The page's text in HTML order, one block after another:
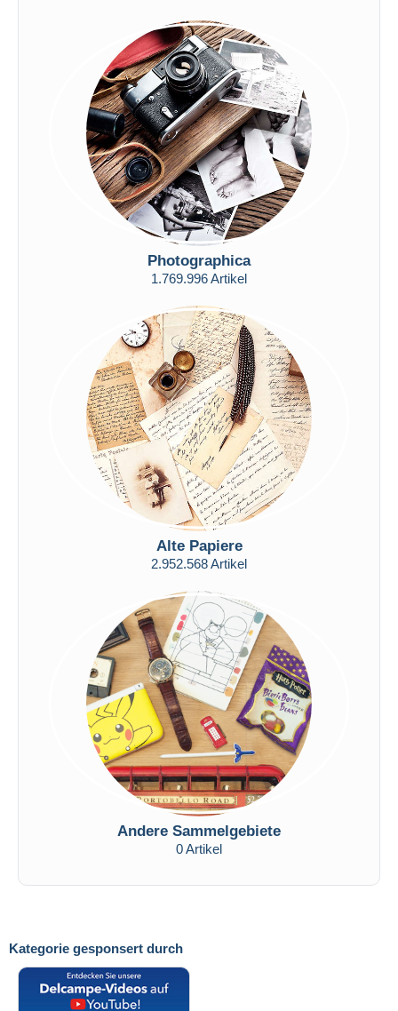
Kategorie gesponsert durch
Photographica
1.769.996 Artikel
Alte Papiere
2.952.568 Artikel
Andere Sammelgebiete
0 Artikel